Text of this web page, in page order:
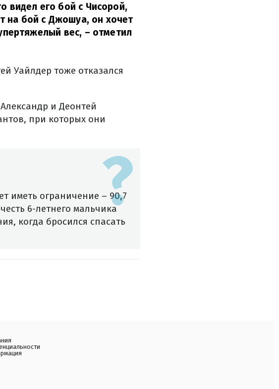
видел его бой с Чисорой,
на бой с Джошуа, он хочет
вес, – отметил
Уайлдер тоже отказался
и Деонтей
при которых они
иметь ограничение – 90,7
6-летнего мальчика
когда бросился спасать